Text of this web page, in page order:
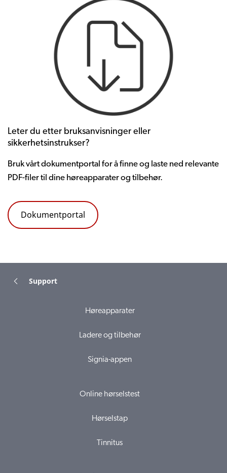
Leter du etter bruksanvisninger eller
sikkerhetsinstrukser?
Brukvårtdokumentportal for åfinneog laste ned relevante
PDF-filertil dine høreapparaterog tilbehør.
Dokumentportal
Support
Høreapparater
Ladere og tilbehør
Signia-appen
Online hørselstest
Hørselstap
Tinnitus